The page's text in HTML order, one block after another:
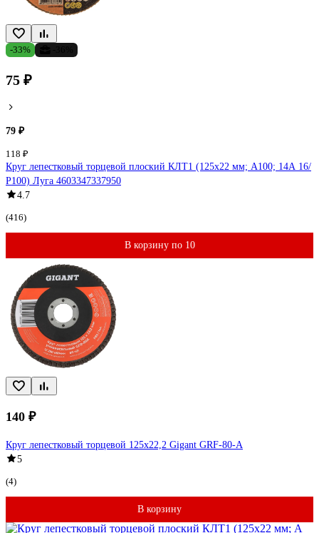
-33%
75 ₽
79 ₽
118 ₽
Круг лепестковый торцевой плоский КЛТ1 (125х22 мм; А100; 14А 16/
Р100) Луга 4603347337950
4.7
(416)
В корзину по 10
140 ₽
Круг лепестковый торцевой 125x22,2 Gigant GRF-80-А
5
(4)
В корзину